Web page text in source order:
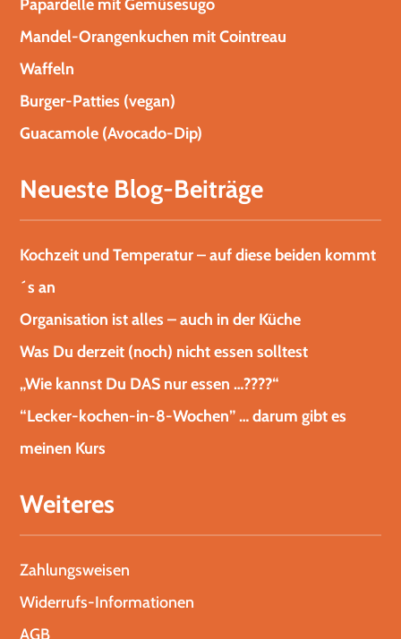
Papardelle mit Gemüsesugo
Mandel-Orangenkuchen mit Cointreau
Waffeln
Burger-Patties (vegan)
Guacamole (Avocado-Dip)
Neueste Blog-Beiträge
Kochzeit und Temperatur – auf diese beiden kommt
´s an
Organisation ist alles – auch in der Küche
Was Du derzeit (noch) nicht essen solltest
„Wie kannst Du DAS nur essen …????“
“Lecker-kochen-in-8-Wochen” … darum gibt es
meinen Kurs
Weiteres
Zahlungsweisen
Widerrufs-Informationen
AGB